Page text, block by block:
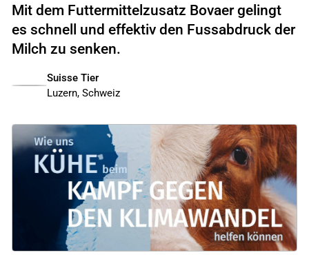
Mit dem Futtermittelzusatz Bovaer gelingt
es schnell und effektiv den Fussabdruck der
Milch zu senken.
Suisse Tier
Luzern, Schweiz